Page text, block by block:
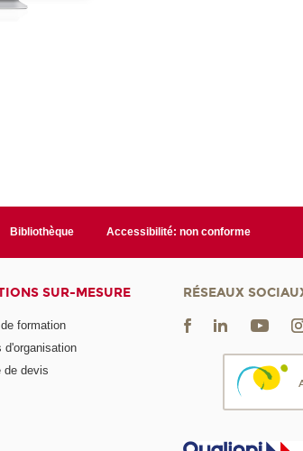
Bibliothèque Accessibilité: non conforme
SUR-MESURE
formation
d'organisation
de devis
RÉSEAUX